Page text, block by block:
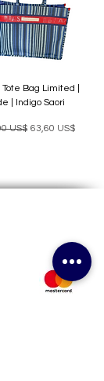
Bag Limited |
| Indigo Saori
US$ Precio de oferta
63,60 US$